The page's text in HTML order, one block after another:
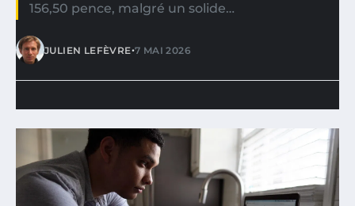
156,50 pence, malgré un solide…
JULIEN LEFÈVRE•7 MAI 2026